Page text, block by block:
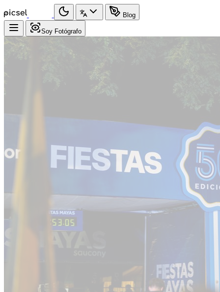
Blog
Soy Fotógrafo